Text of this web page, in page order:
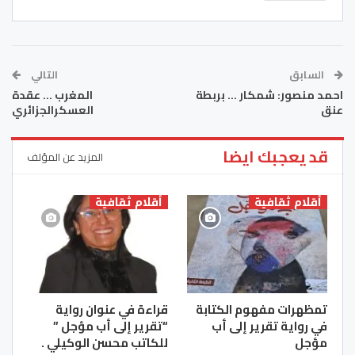
السابق
احمد منصور: شمكار … بربطة
عنق
التالي
المغرب … عقدة
العسكرالجزائري
قد يعجبك ايضا المزيد عن المؤلف
أقلام ثقافية
تمظهرات مفهوم الكتابة
في رواية تقرير إلى أب
مؤجل
أقلام ثقافية
قراءة في عنوان رواية
“تقرير إلى أب مؤجل ”
للكاتب محسن الوكيلي .